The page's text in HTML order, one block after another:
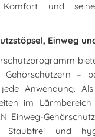
und seine
Einweg
Gehörschützern –
Anwendung.
im
Einweg-
Staubfrei und